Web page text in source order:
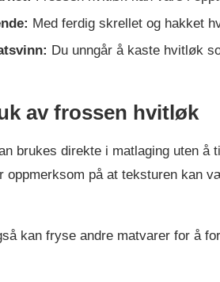
Med ferdig skrellet og hakket
Du unngår å kaste hvitløk
av frossen hvitløk
brukes direkte i matlaging uten
oppmerksom på at teksturen kan
kan fryse andre matvarer for å